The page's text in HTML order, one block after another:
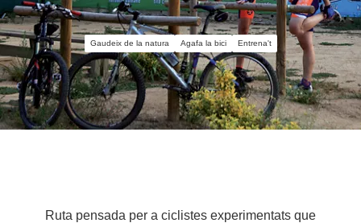
Gaudeix de la natura Agafa la bici Entrena't
Ruta pensada per a ciclistes experimentats que